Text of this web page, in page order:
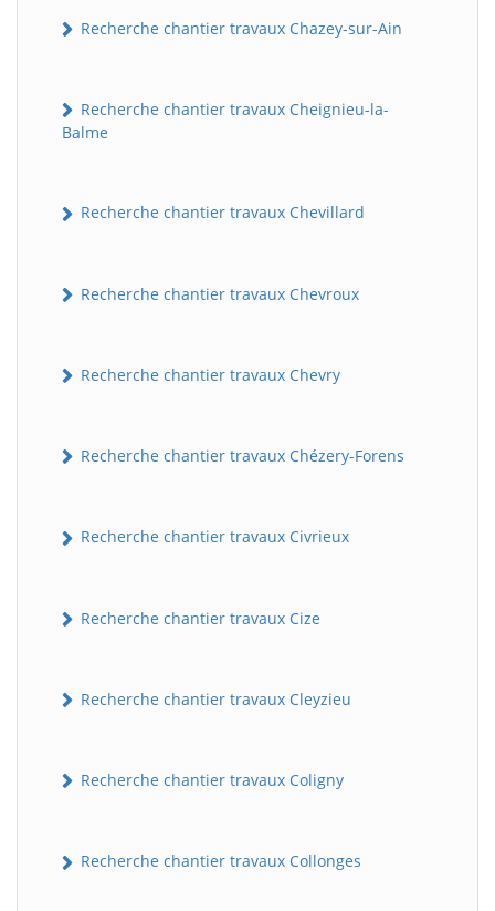
Recherche chantier travaux Chazey-sur-Ain
Recherche chantier travaux Cheignieu-la-
Balme
Recherche chantier travaux Chevillard
Recherche chantier travaux Chevroux
Recherche chantier travaux Chevry
Recherche chantier travaux Chézery-Forens
Recherche chantier travaux Civrieux
Recherche chantier travaux Cize
Recherche chantier travaux Cleyzieu
Recherche chantier travaux Coligny
Recherche chantier travaux Collonges
B Assistant en ligne